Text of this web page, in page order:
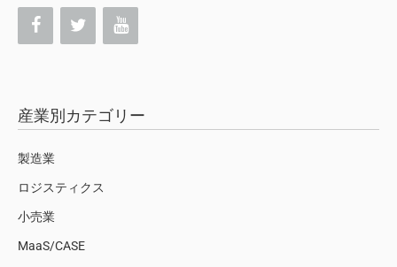
産業別カテゴリー
製造業
ロジスティクス
小売業
MaaS/CASE